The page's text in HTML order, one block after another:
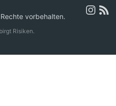
vorbehalten.
Risiken.